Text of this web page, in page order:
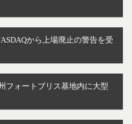
から上場廃止の警告を受
フォートブリス基地内に大型